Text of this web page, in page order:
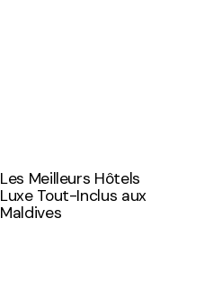
Les Meilleurs Hôtels
Luxe Tout-Inclus aux
Maldives